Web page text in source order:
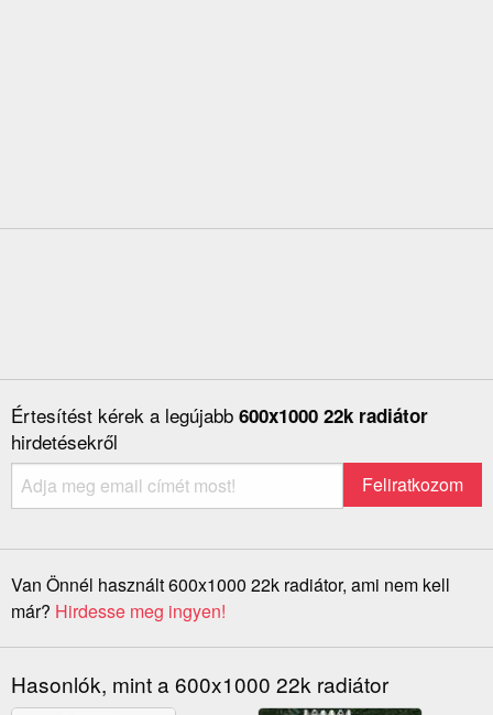
Értesítést kérek a legújabb 600x1000 22k radiátor
hirdetésekről
Van Önnél használt 600x1000 22k radiátor, ami nem kell
már? Hirdesse meg ingyen!
Hasonlók, mint a 600x1000 22k radiátor